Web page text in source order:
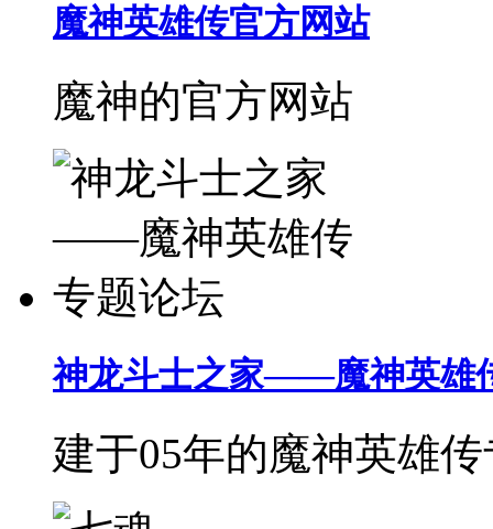
魔神英雄传官方网站
魔神的官方网站
神龙斗士之家——魔神英雄
建于05年的魔神英雄